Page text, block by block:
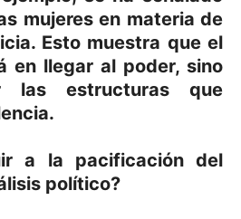
mujeres en materia de
Esto muestra que el
en llegar al poder, sino
las estructuras que
a la pacificación del
político?